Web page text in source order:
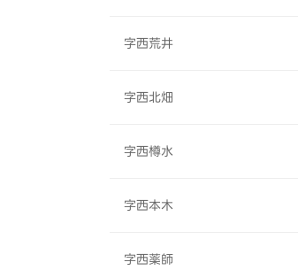
字西荒井
字西北畑
字西樽水
字西本木
字西薬師